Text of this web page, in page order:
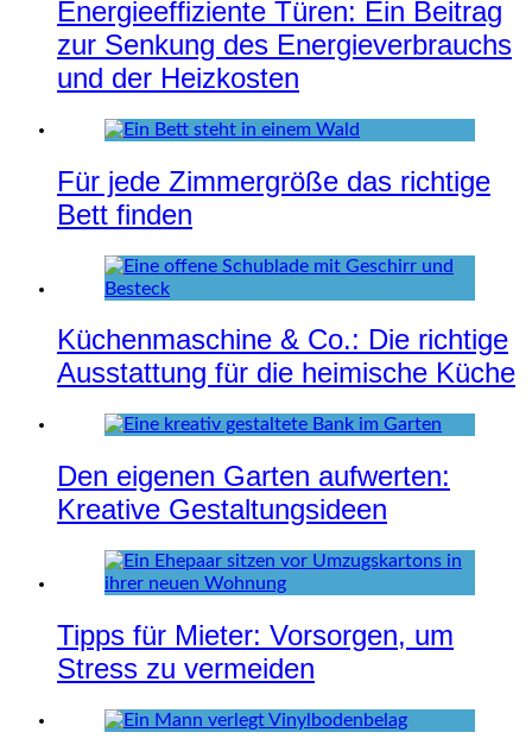
Energieeffiziente Türen: Ein Beitrag
zur Senkung des Energieverbrauchs
und der Heizkosten
Für jede Zimmergröße das richtige
Bett finden
Küchenmaschine & Co.: Die richtige
Ausstattung für die heimische Küche
Den eigenen Garten aufwerten:
Kreative Gestaltungsideen
Tipps für Mieter: Vorsorgen, um
Stress zu vermeiden